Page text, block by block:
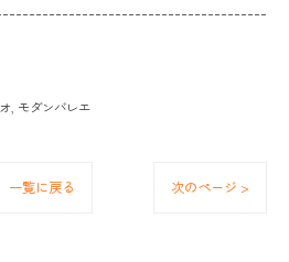
モダンバレエ
一覧に戻る 次のページ >